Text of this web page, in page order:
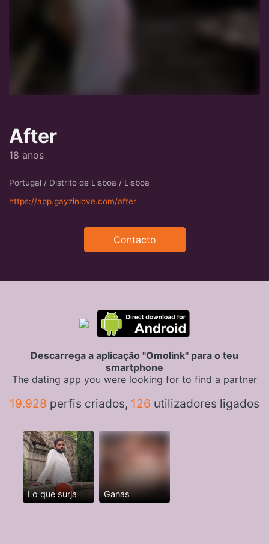
After
18 anos
Portugal / Distrito de Lisboa / Lisboa
https://app.gayzinlove.com/after
Contacto
Descarrega a aplicação "Omolink" para o teu
smartphone
The dating app you were looking for to find a partner
19.928 perfis criados, 126 utilizadores ligados
Lo que surja Ganas